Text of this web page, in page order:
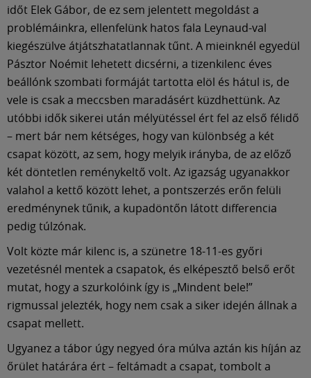
időt Elek Gábor, de ez sem jelentett megoldást a
problémáinkra, ellenfelünk hatos fala Leynaud-val
kiegészülve átjátszhatatlannak tűnt. A mieinknél egyedül
Pásztor Noémit lehetett dicsérni, a tizenkilenc éves
beállónk szombati formáját tartotta elöl és hátul is, de
vele is csak a meccsben maradásért küzdhettünk. Az
utóbbi idők sikerei után mélyütéssel ért fel az első félidő
– mert bár nem kétséges, hogy van különbség a két
csapat között, az sem, hogy melyik irányba, de az előző
két döntetlen reménykeltő volt. Az igazság ugyanakkor
valahol a kettő között lehet, a pontszerzés erőn felüli
eredménynek tűnik, a kupadöntőn látott differencia
pedig túlzónak.
Volt közte már kilenc is, a szünetre 18-11-es győri
vezetésnél mentek a csapatok, és elképesztő belső erőt
mutat, hogy a szurkolóink így is „Mindent bele!”
rigmussal jelezték, hogy nem csak a siker idején állnak a
csapat mellett.
Ugyanez a tábor úgy negyed óra múlva aztán kis híján az
őrület határára ért – feltámadt a csapat, tombolt a